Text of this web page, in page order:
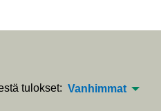
tulokset: Vanhimmat